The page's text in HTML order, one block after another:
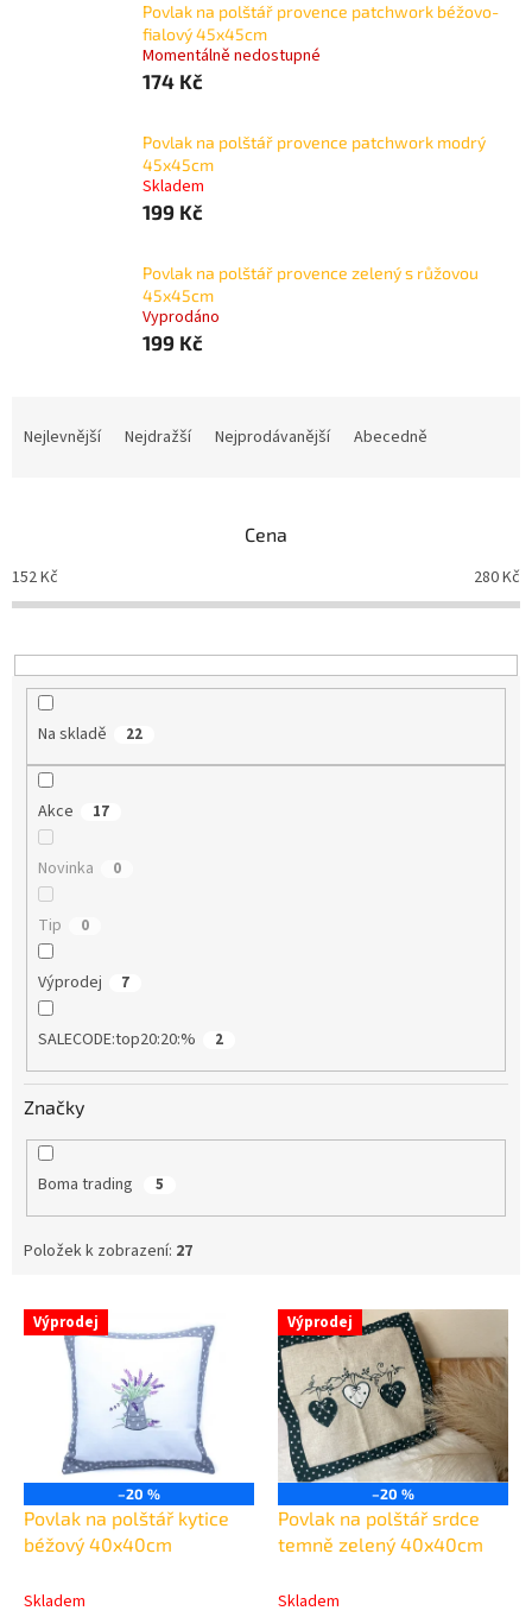
Povlak na polštář provence patchwork béžovo-
fialový 45x45cm
Momentálně nedostupné
174 Kč
Povlak na polštář provence patchwork modrý
45x45cm
Skladem
199 Kč
Povlak na polštář provence zelený s růžovou
45x45cm
Vyprodáno
199 Kč
p
u
Nejlevnější Nejdražší Nejprodávanější Abecedně
Cena
152Kč 280Kč
Na skladě 22
Akce 17
Novinka 0
Tip 0
Výprodej 7
SALECODE:top20:20:% 2
Značky
Boma trading 5
Položek k zobrazení: 27
V Výprodej
–20 %
Povlak na polštář kytice
béžový 40x40cm
Skladem
Výprodej
–20 %
Povlak na polštář srdce
temně zelený 40x40cm
Skladem